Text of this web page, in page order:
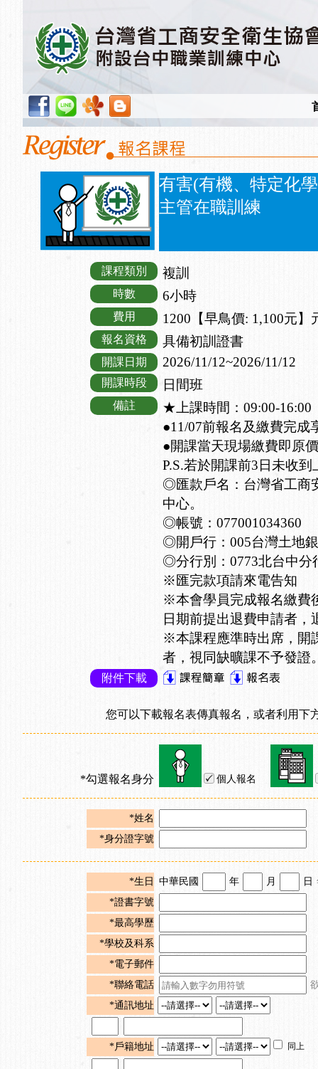
有害(有機、特定化
主管在職訓練
課程類別 複訓
時數 6小時
費用 1200【早鳥價: 1,100元】
報名資格 具備初訓證書
開課日期 2026/11/12~2026/11/12
開課時段 日間班
備註
★上課時間：09:00-16:00
●11/07前報名及繳費完成
●開課當天現場繳費即原
P.S.若於開課前3日未收
◎匯款戶名：台灣省工商
中心。
◎帳號：077001034360
◎開戶行：005台灣土地
◎分行別：0773北台中分
※匯完款項請來電告知
※本會學員完成報名繳費
日期前提出退費申請者，
※本課程應準時出席，開
者，視同缺曠課不予發證
附件下載
您可以下載報名表傳真報名，或者利用下
*勾選報名身分 個人報名
*姓名
*身分證字號
*生日 中華民國 年 月 日
*證書字號
*最高學歷
*學校及科系
*電子郵件
*聯絡電話
*通訊地址
*戶籍地址 同上